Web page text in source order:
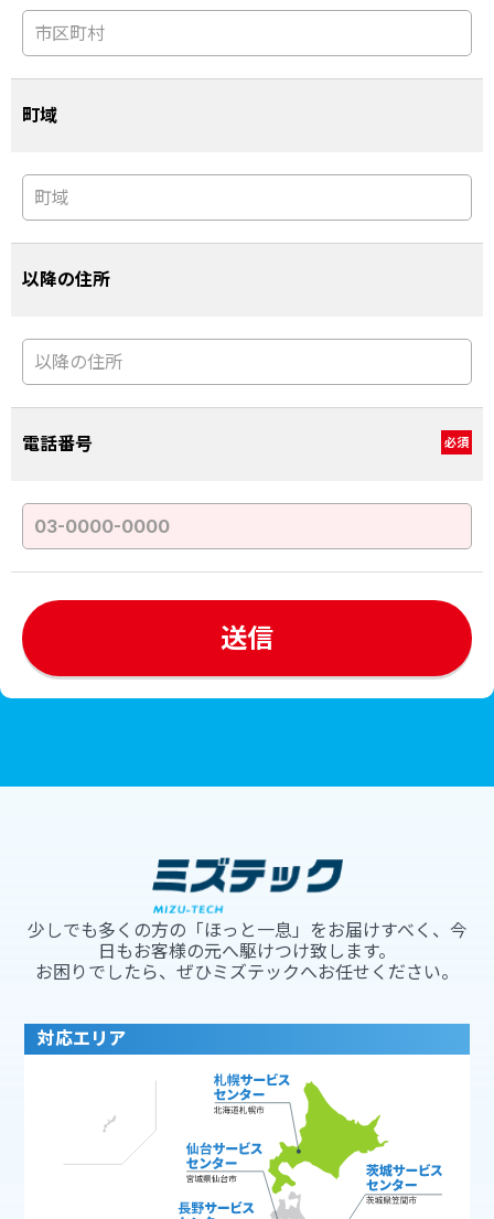
町域
以降の住所
電話番号 必須
少しでも多くの方の「ほっと一息」をお届けすべく、今
日もお客様の元へ駆けつけ致します。
お困りでしたら、ぜひミズテックへお任せください。
対応エリア